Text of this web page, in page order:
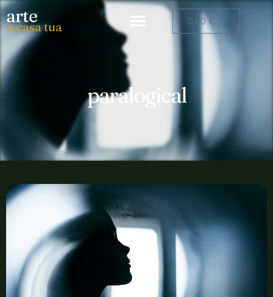
arte
a casa tua 0,00€
paralogical